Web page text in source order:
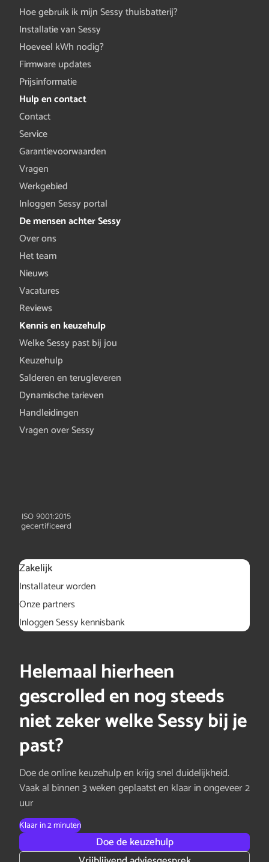
Hoe gebruik ik mijn Sessy thuisbatterij?
Installatie van Sessy
Hoeveel kWh nodig?
Firmware updates
Prijsinformatie
Hulp en contact
Contact
Service
Garantievoorwaarden
Vragen
Werkgebied
Inloggen Sessy portal
De mensen achter Sessy
Over ons
Het team
Nieuws
Vacatures
Reviews
Kennis en keuzehulp
Welke Sessy past bij jou
Keuzehulp
Salderen en terugleveren
Dynamische tarieven
Handleidingen
Vragen over Sessy
ISO 9001:2015
gecertificeerd
Zakelijk
Installateur worden
Onze partners
Inloggen Sessy kennisbank
Helemaal hierheen
gescrolled en nog steeds
niet zeker welke Sessy bij je
past?
Doe de online keuzehulp en krijg snel duidelijkheid.
Vaak al binnen 3 weken geplaatst en klaar in ongeveer 2
uur
Klaar in 2 minuten
Doe de keuzehulp